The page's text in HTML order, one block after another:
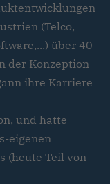
(Telco,
über 40
der Konzeption
ihre Karriere
und hatte
eigenen
(heute Teil von